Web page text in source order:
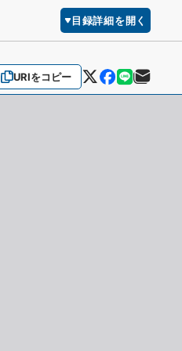
目録詳細を開く
URIをコピー